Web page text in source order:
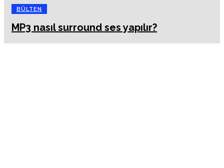
BÜLTEN
MP3 nasıl surround ses yapılır?